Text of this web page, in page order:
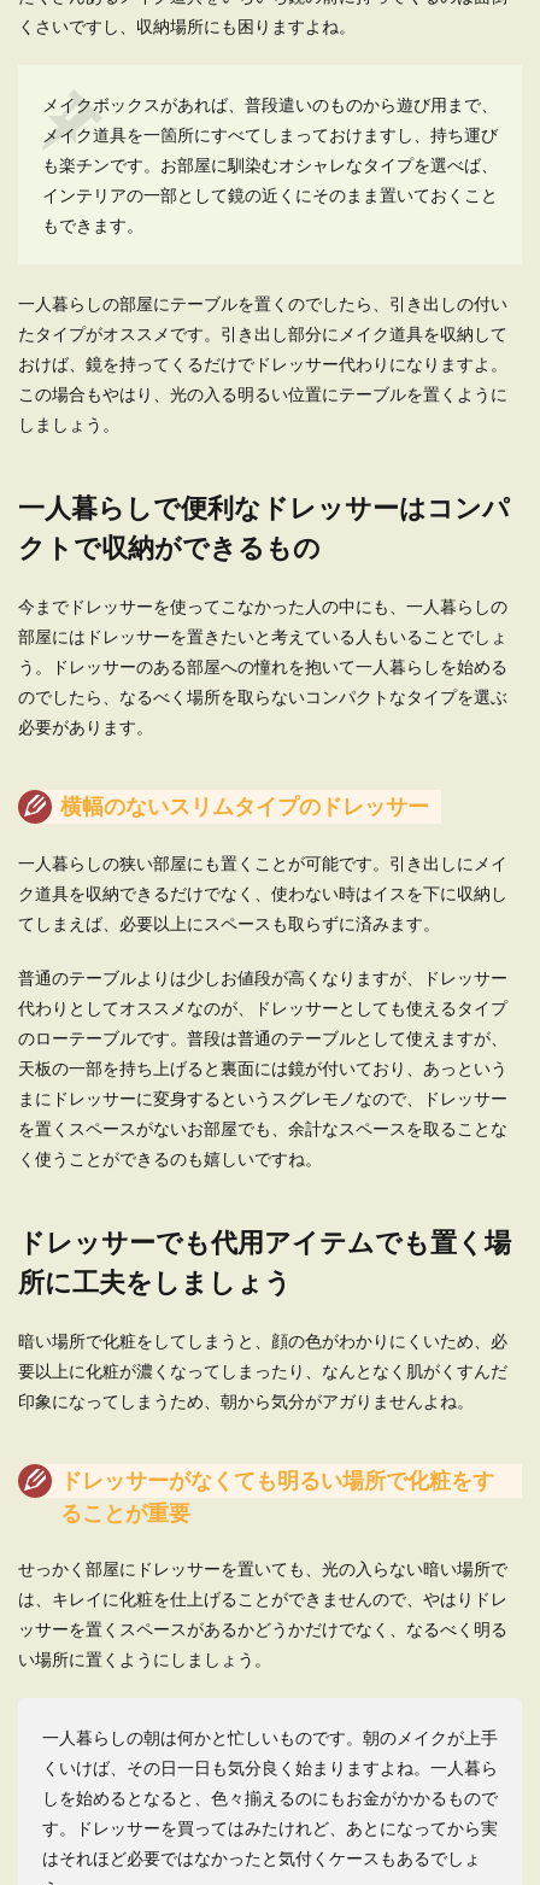
一人暮らしのカーペットの色の選び！
色の印象を知って素敵な部屋に
には、部屋に敷くカーペットの色を何色にすれば
よい...
一人暮らしをしようと思っている女性の中には、
オシャレな部屋で生活をして、素敵な彼氏をゲッ
トしたいと考...
くさいですし、収納場所にも困りますよね。
メイクボックスがあれば、普段遣いのものから遊び用まで、
メイク道具を一箇所にすべてしまっておけますし、持ち運び
も楽チンです。お部屋に馴染むオシャレなタイプを選べば、
インテリアの一部として鏡の近くにそのまま置いておくこと
もできます。
一人暮らしの部屋にテーブルを置くのでしたら、引き出しの付い
たタイプがオススメです。引き出し部分にメイク道具を収納して
おけば、鏡を持ってくるだけでドレッサー代わりになりますよ。
この場合もやはり、光の入る明るい位置にテーブルを置くように
しましょう。
一人暮らしで便利なドレッサーはコンパ
クトで収納ができるもの
今までドレッサーを使ってこなかった人の中にも、一人暮らしの
部屋にはドレッサーを置きたいと考えている人もいることでしょ
う。ドレッサーのある部屋への憧れを抱いて一人暮らしを始める
のでしたら、なるべく場所を取らないコンパクトなタイプを選ぶ
必要があります。
横幅のないスリムタイプのドレッサー
一人暮らしの狭い部屋にも置くことが可能です。引き出しにメイ
ク道具を収納できるだけでなく、使わない時はイスを下に収納し
てしまえば、必要以上にスペースも取らずに済みます。
普通のテーブルよりは少しお値段が高くなりますが、ドレッサー
代わりとしてオススメなのが、ドレッサーとしても使えるタイプ
のローテーブルです。普段は普通のテーブルとして使えますが、
天板の一部を持ち上げると裏面には鏡が付いており、あっという
まにドレッサーに変身するというスグレモノなので、ドレッサー
を置くスペースがないお部屋でも、余計なスペースを取ることな
く使うことができるのも嬉しいですね。
ドレッサーでも代用アイテムでも置く場
所に工夫をしましょう
暗い場所で化粧をしてしまうと、顔の色がわかりにくいため、必
要以上に化粧が濃くなってしまったり、なんとなく肌がくすんだ
印象になってしまうため、朝から気分がアガりませんよね。
ドレッサーがなくても明るい場所で化粧をす
ることが重要
せっかく部屋にドレッサーを置いても、光の入らない暗い場所で
は、キレイに化粧を仕上げることができませんので、やはりドレ
ッサーを置くスペースがあるかどうかだけでなく、なるべく明る
い場所に置くようにしましょう。
一人暮らしの朝は何かと忙しいものです。朝のメイクが上手
くいけば、その日一日も気分良く始まりますよね。一人暮ら
しを始めるとなると、色々揃えるのにもお金がかかるもので
す。ドレッサーを買ってはみたけれど、あとになってから実
はそれほど必要ではなかったと気付くケースもあるでしょ